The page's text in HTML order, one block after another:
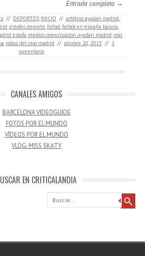
Entrada completa →
// DEPORTES, INICIO // arbitros ayudan madrid,
,estafas deporte,futbol,futbol en españa basura,
estafa, medios comunicacion ayudan madrid, real
, robos del real madrid // octubre 20, 2013 // 1
comentario
CANALES AMIGOS
BARCELONA VIDEOGUIDE
FOTOS POR EL MUNDO
VÍDEOS POR EL MUNDO
VLOG: MISS SKATY
EN CRITICALANDIA
Buscar